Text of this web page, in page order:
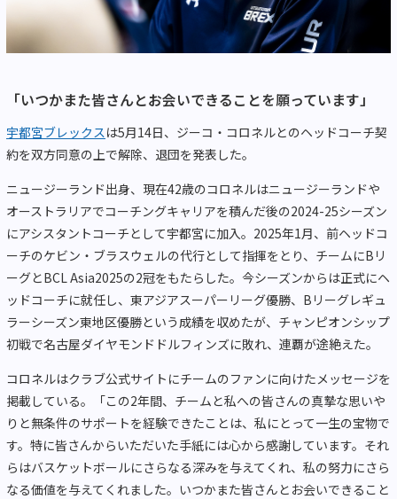
「いつかまた皆さんとお会いできることを願っています」
宇都宮ブレックス は5月14日、ジーコ・コロネルとのヘッドコーチ契
約を双方同意の上で解除、退団を発表した。
ニュージーランド出身、現在42歳のコロネルはニュージーランドや
オーストラリアでコーチングキャリアを積んだ後の2024-25シーズン
にアシスタントコーチとして宇都宮に加入。2025年1月、前ヘッドコ
ーチのケビン・ブラスウェルの代行として指揮をとり、チームにBリ
ーグとBCL Asia2025の2冠をもたらした。今シーズンからは正式にヘ
ッドコーチに就任し、東アジアスーパーリーグ優勝、Bリーグレギュ
ラーシーズン東地区優勝という成績を収めたが、チャンピオンシップ
初戦で名古屋ダイヤモンドドルフィンズに敗れ、連覇が途絶えた。
コロネルはクラブ公式サイトにチームのファンに向けたメッセージを
掲載している。「この2年間、チームと私への皆さんの真摯な思いや
りと無条件のサポートを経験できたことは、私にとって一生の宝物で
す。特に皆さんからいただいた手紙には心から感謝しています。それ
らはバスケットボールにさらなる深みを与えてくれ、私の努力にさら
なる価値を与えてくれました。いつかまた皆さんとお会いできること